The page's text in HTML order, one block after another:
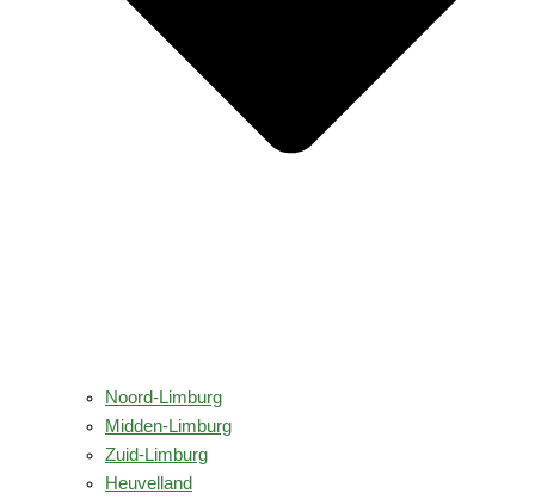
Noord-Limburg
Midden-Limburg
Zuid-Limburg
Heuvelland